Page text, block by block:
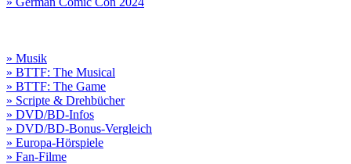
» Musik
» BTTF: The Musical
» BTTF: The Game
» Scripte & Drehbücher
» DVD/BD-Infos
» DVD/BD-Bonus-Vergleich
» Europa-Hörspiele
» Fan-Filme